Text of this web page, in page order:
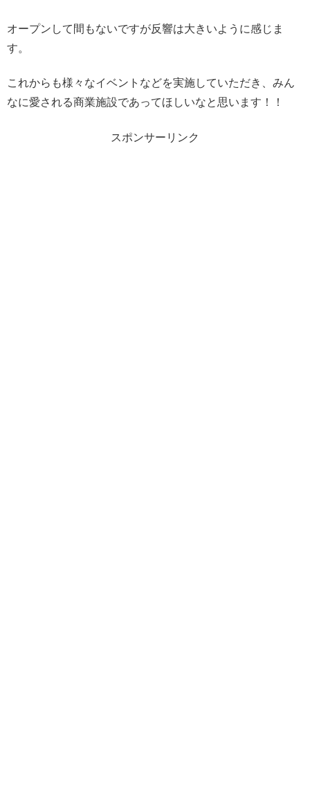
オープンして間もないですが反響は大きいように感じま
す。
これからも様々なイベントなどを実施していただき、みん
なに愛される商業施設であってほしいなと思います！！
スポンサーリンク